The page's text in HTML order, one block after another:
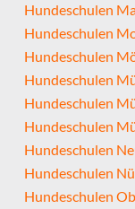
Hundeschulen
Hundeschulen
Hundeschulen
Hundeschulen
Hundeschulen
Hundeschulen
Hundeschulen
Hundeschulen
Hundeschulen